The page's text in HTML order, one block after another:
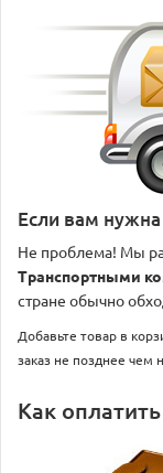
Если вам нужна
Не проблема! Мы
Транспортными
стране обычно
Добавьте товар в
заказ не позднее чем
Как